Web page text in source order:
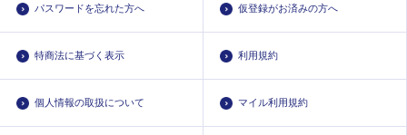
パスワードを忘れた方へ 仮登録がお済みの方へ
特商法に基づく表示 利用規約
個人情報の取扱について マイル利用規約